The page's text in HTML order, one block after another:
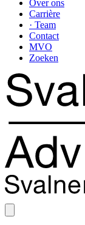
Over ons
Carrière
· Team
Contact
MVO
Zoeken